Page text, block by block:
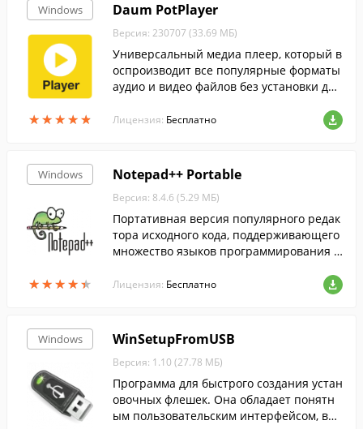
Windows
★★★★★
★★★★★
Daum PotPlayer
Версия: 230707 (33.69 МБ)
Универсальный медиа плеер, который в
оспроизводит все популярные форматы
аудио и видео файлов без установки доп
Лицензия: Бесплатно
Windows
★★★★★
★★★★★
Notepad++ Portable
Версия: 8.4.6 (5.29 МБ)
Портативная версия популярного редак
тора исходного кода, поддерживающего
множество языков программирования и
Лицензия: Бесплатно
Windows WinSetupFromUSB
Версия: 1.10 (27.78 МБ)
Программа для быстрого создания устан
овочных флешек. Она обладает понятн
ым пользовательским интерфейсом, выс